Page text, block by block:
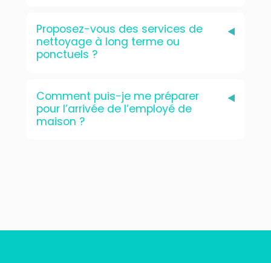
Proposez-vous des services de
nettoyage à long terme ou
ponctuels ?
Comment puis-je me préparer
pour l’arrivée de l’employé de
maison ?